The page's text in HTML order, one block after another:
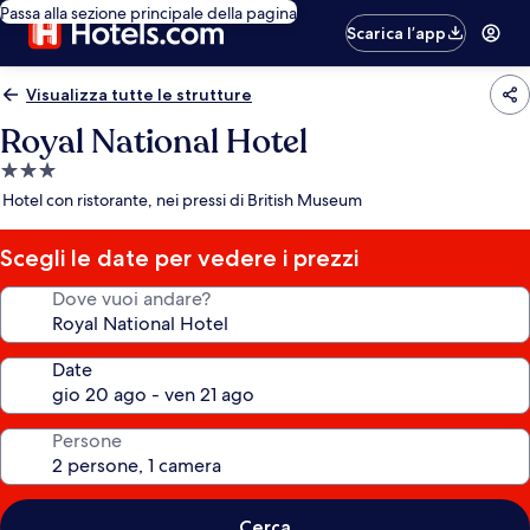
Passa alla sezione principale della pagina
Scarica l’app
Visualizza tutte le strutture
Royal National Hotel
Struttura
a
stelle
Hotel con ristorante, nei pressi di British Museum
Scegli le date per vedere i prezzi
Dove vuoi andare?
Date
Persone